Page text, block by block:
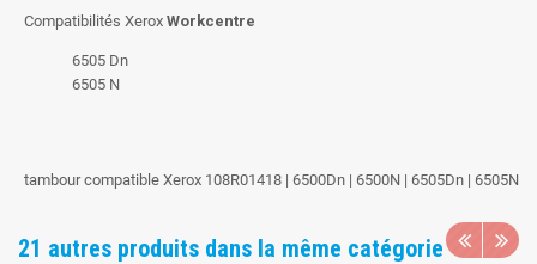
Compatibilités Xerox Workcentre
6505 Dn
6505 N
tambour compatible Xerox 108R01418 | 6500Dn | 6500N | 6505Dn | 6505N
21 autres produits dans la même catégorie